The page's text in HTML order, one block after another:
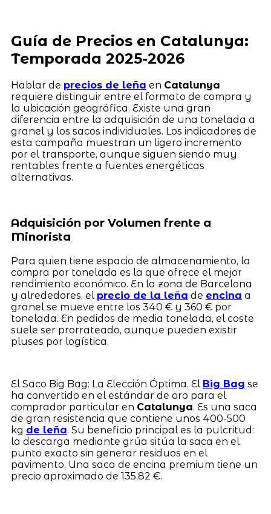
Guía de Precios en Catalunya:
Temporada 2025-2026
Hablar de precios de leña en Catalunya
requiere distinguir entre el formato de compra y
la ubicación geográfica. Existe una gran
diferencia entre la adquisición de una tonelada a
granel y los sacos individuales. Los indicadores de
esta campaña muestran un ligero incremento
por el transporte, aunque siguen siendo muy
rentables frente a fuentes energéticas
alternativas.
Adquisición por Volumen frente a
Minorista
Para quien tiene espacio de almacenamiento, la
compra por tonelada es la que ofrece el mejor
rendimiento económico. En la zona de Barcelona
y alrededores, el precio de la leña de encina a
granel se mueve entre los 340 € y 360 € por
tonelada. En pedidos de media tonelada, el coste
suele ser prorrateado, aunque pueden existir
pluses por logística.
El Saco Big Bag: La Elección Óptima. El Big Bag se
ha convertido en el estándar de oro para el
comprador particular en Catalunya. Es una saca
de gran resistencia que contiene unos 400-500
kg de leña. Su beneficio principal es la pulcritud:
la descarga mediante grúa sitúa la saca en el
punto exacto sin generar residuos en el
pavimento. Una saca de encina premium tiene un
precio aproximado de 135,82 €.